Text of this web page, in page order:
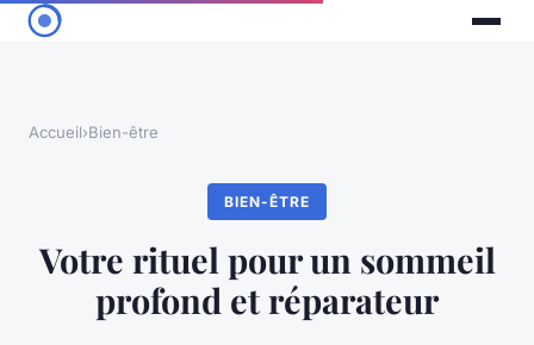
Accueil›Bien-être
BIEN-ÊTRE
Votre rituel pour un sommeil
profond et réparateur